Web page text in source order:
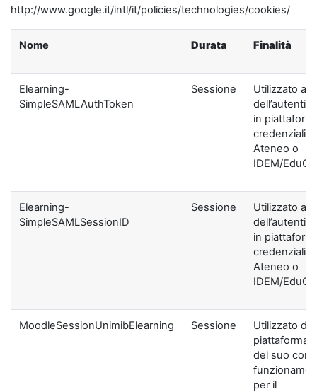
http://www.google.it/intl/it/policies/technologies/cookies/
Nome Durata Finalità
Elearning-
SimpleSAMLAuthToken
Sessione
Utilizzato ai
in
credenziali di
Ateneo o
IDEM/
Elearning-
SimpleSAMLSessionID
Sessione
Utilizzato ai
in
credenziali di
Ateneo o
IDEM/
MoodleSessionUnimibElearning Sessione
Utilizzato
piattaforma
del suo
per il